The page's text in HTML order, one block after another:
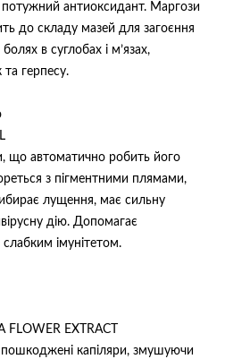
потужний антиоксидант. Маргози
до складу мазей для загоєння
болях в суглобах і м’язах,
герпесу.
що автоматично робить його
з пігментними плямами,
лущення, має сильну
дію. Допомагає
слабким імунітетом.
EXTRACT
пошкоджені капіляри, змушуючи